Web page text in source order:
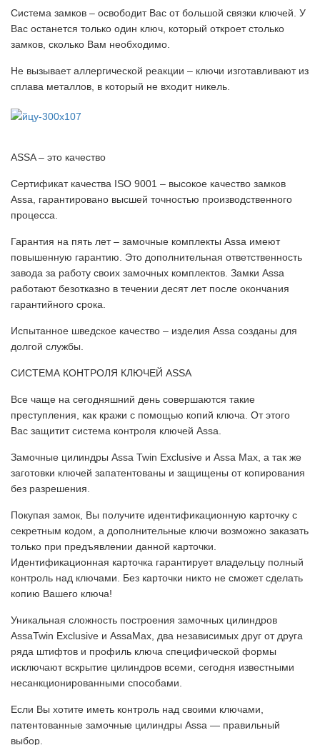
Система замков – освободит Вас от большой связки ключей. У
Вас останется только один ключ, который откроет столько
замков, сколько Вам необходимо.
Не вызывает аллергической реакции – ключи изготавливают из
сплава металлов, в который не входит никель.
ASSA – это качество
Сертификат качества ISO 9001 – высокое качество замков
Assa, гарантировано высшей точностью производственного
процесса.
Гарантия на пять лет – замочные комплекты Assa имеют
повышенную гарантию. Это дополнительная ответственность
завода за работу своих замочных комплектов. Замки Assa
работают безотказно в течении десят лет после окончания
гарантийного срока.
Испытанное шведское качество – изделия Assa созданы для
долгой службы.
СИСТЕМА КОНТРОЛЯ КЛЮЧЕЙ ASSA
Все чаще на сегодняшний день совершаются такие
преступления, как кражи с помощью копий ключа. От этого
Вас защитит система контроля ключей Assa.
Замочные цилиндры Assa Twin Exclusive и Assa Max, а так же
заготовки ключей запатентованы и защищены от копирования
без разрешения.
Покупая замок, Вы получите идентификационную карточку с
секретным кодом, а дополнительные ключи возможно заказать
только при предъявлении данной карточки.
Идентификационная карточка гарантирует владельцу полный
контроль над ключами. Без карточки никто не сможет сделать
копию Вашего ключа!
Уникальная сложность построения замочных цилиндров
AssaTwin Exclusive и AssaMax, два независимых друг от друга
ряда штифтов и профиль ключа специфической формы
исключают вскрытие цилиндров всеми, сегодня известными
несанкционированными способами.
Если Вы хотите иметь контроль над своими ключами,
патентованные замочные цилиндры Assa — правильный
выбор.